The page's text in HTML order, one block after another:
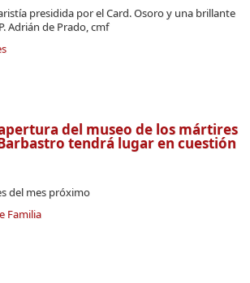
presidida por el Card. Osoro y una brillante
Adrián de Prado, cmf
del museo de los mártires
tendrá lugar en cuestión
del mes próximo
Familia